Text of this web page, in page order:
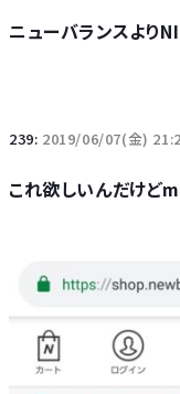
ニューバランスより
239: 2019/06/07(金)
これ欲しいんだけど